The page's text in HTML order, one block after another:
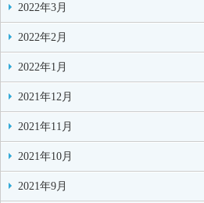
2022年3月
2022年2月
2022年1月
2021年12月
2021年11月
2021年10月
2021年9月